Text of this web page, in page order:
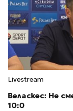
Livestream
Веласкес: Не
10:0